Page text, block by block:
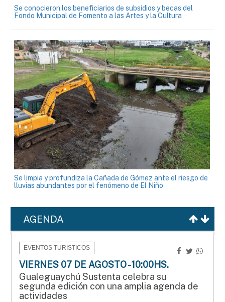
Se conocieron los beneficiarios de subsidios y becas del
Fondo Municipal de Fomento a las Artes y la Cultura
Se limpia y profundiza la Cañada de Gómez ante el riesgo de
lluvias abundantes por el fenómeno de El Niño
AGENDA
EVENTOS TURISTICOS
VIERNES 07 DE AGOSTO - 10:00HS.
Gualeguaychú Sustenta celebra su
segunda edición con una amplia agenda de
actividades